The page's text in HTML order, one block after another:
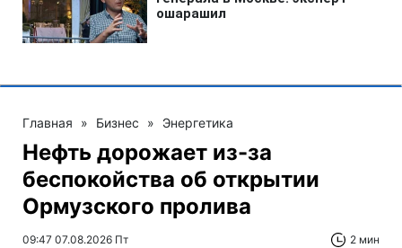
Главная » Бизнес » Энергетика
Нефть дорожает из-за
беспокойства об открытии
Ормузского пролива
09:47 07.08.2026 Пт 2 мин